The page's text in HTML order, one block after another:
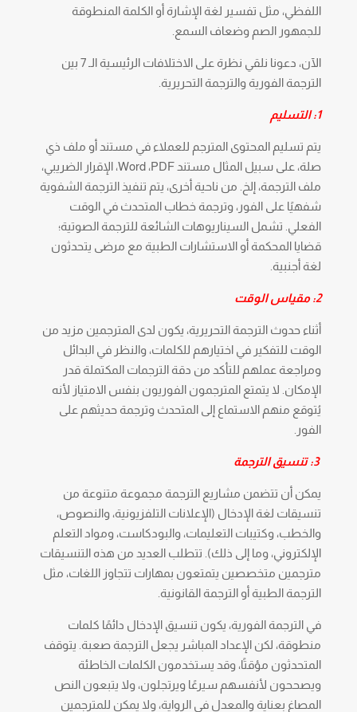
اللفظي، مثل تفسير لغة الإشارة أو الكلمة المنطوقة
للجمهور الصم وضعاف السمع.
الآن، دعونا نلقي نظرة على الاختلافات الرئيسية الـ 7 بين
الترجمة الفورية والترجمة التحريرية.
1: التسليم
يتم تسليم المحتوى المترجم للعملاء في مستند أو ملف ذي
صلة، على سبيل المثال مستند Word ،PDF، الإقرار الضريبي،
ملف الترجمة، إلخ. من ناحية أخرى، يتم تنفيذ الترجمة الشفوية
شفهيًا على الفور، وترجمة خطاب المتحدث في الوقت
الفعلي. تشمل السيناريوهات الشائعة للترجمة الصوتية؛
قضايا المحكمة أو الاستشارات الطبية مع مرضى يتحدثون
لغة أجنبية.
2: مقياس الوقت
أثناء حدوث الترجمة التحريرية، يكون لدى المترجمين مزيد من
الوقت للتفكير في اختيارهم للكلمات، والنظر في البدائل
ومراجعة عملهم للتأكد من دقة الترجمات المكتملة قدر
الإمكان. لا يتمتع المترجمون الفوريون بنفس الامتياز لأنه
يُتوقع منهم الاستماع إلى المتحدث وترجمة حديثهم على
الفور.
3: تنسيق الترجمة
يمكن أن تتضمن مشاريع الترجمة مجموعة متنوعة من
تنسيقات لغة الإدخال (الإعلانات التلفزيونية، والنصوص،
والخطب، وكتيبات التعليمات، والبودكاست، ومواد التعلم
الإلكتروني، وما إلى ذلك). تتطلب العديد من هذه التنسيقات
مترجمين متخصصين يتمتعون بمهارات تتجاوز اللغات، مثل
الترجمة الطبية أو الترجمة القانونية.
في الترجمة الفورية، يكون تنسيق الإدخال دائمًا كلمات
منطوقة، لكن الإعداد المباشر يجعل الترجمة صعبة. يتوقف
المتحدثون مؤقتًا، وقد يستخدمون الكلمات الخاطئة
ويصححون لأنفسهم سيرعًا ويرتجلون، ولا يتبعون النص
المصاغ بعناية والمعدل في الرواية، ولا يمكن للمترجمين